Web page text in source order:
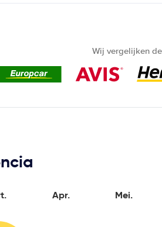
Wij vergelijken
Apr. Mei.